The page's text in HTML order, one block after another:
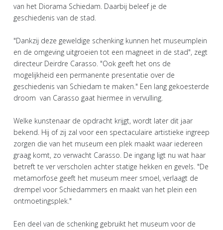
van het Diorama Schiedam. Daarbij beleef je de
geschiedenis van de stad.
"Dankzij deze geweldige schenking kunnen het museumplein
en de omgeving uitgroeien tot een magneet in de stad", zegt
directeur Deirdre Carasso. "Ook geeft het ons de
mogelijkheid een permanente presentatie over de
geschiedenis van Schiedam te maken." Een lang gekoesterde
droom van Carasso gaat hiermee in vervulling.
Welke kunstenaar de opdracht krijgt, wordt later dit jaar
bekend. Hij of zij zal voor een spectaculaire artistieke ingreep
zorgen die van het museum een plek maakt waar iedereen
graag komt, zo verwacht Carasso. De ingang ligt nu wat haar
betreft te ver verscholen achter statige hekken en gevels. "De
metamorfose geeft het museum meer smoel, verlaagt de
drempel voor Schiedammers en maakt van het plein een
ontmoetingsplek."
Een deel van de schenking gebruikt het museum voor de